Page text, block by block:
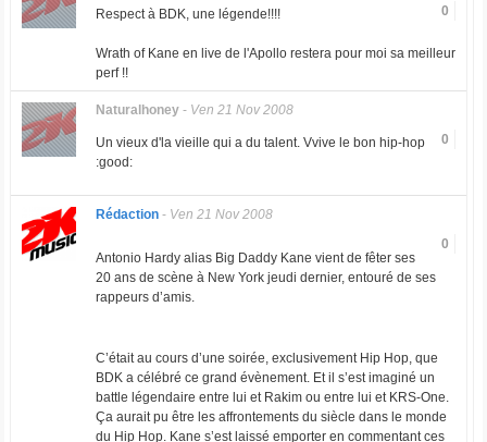
0
Respect à BDK, une légende!!!!
Wrath of Kane en live de l'Apollo restera pour moi sa meilleur
perf !!
Naturalhoney- Ven 21 Nov 2008
0
Un vieux d'la vieille qui a du talent. Vvive le bon hip-hop
:good:
Rédaction- Ven 21 Nov 2008
0
Antonio Hardy alias Big Daddy Kane vient de fêter ses
20 ans de scène à New York jeudi dernier, entouré de ses
rappeurs d’amis.
C’était au cours d’une soirée, exclusivement Hip Hop, que
BDK a célébré ce grand évènement. Et il s’est imaginé un
battle légendaire entre lui et Rakim ou entre lui et KRS-One.
Ça aurait pu être les affrontements du siècle dans le monde
du Hip Hop. Kane s’est laissé emporter en commentant ces